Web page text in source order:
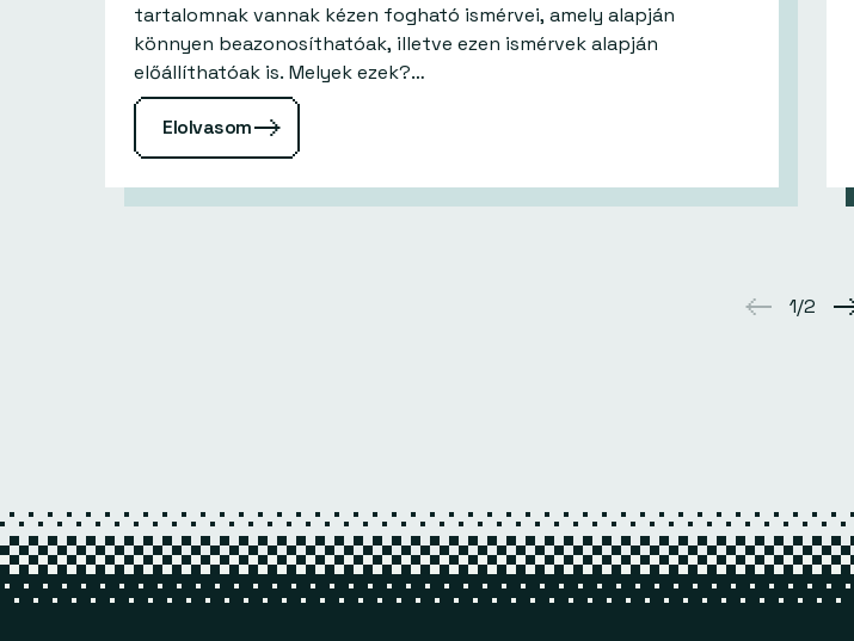
tartalomnak vannak kézen fogható ismérvei, amely alapján
könnyen beazonosíthatóak, illetve ezen ismérvek alapján
előállíthatóak is. Melyek ezek?…
Elolvasom
1/2